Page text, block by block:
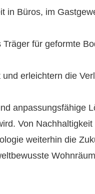
in Büros, im
für geformte
erleichtern die
anpassungsfähige
Von
weiterhin die